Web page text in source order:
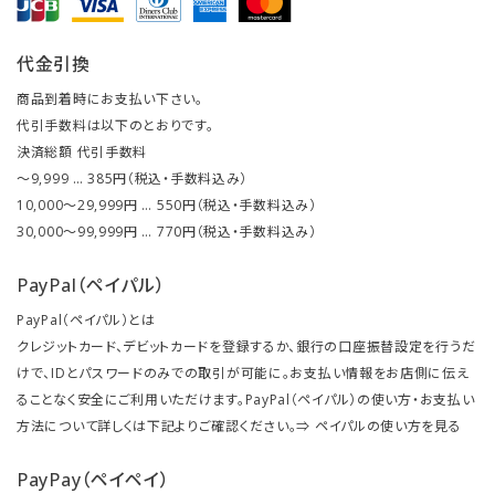
代金引換
商品到着時にお支払い下さい。
代引手数料は以下のとおりです。
決済総額 代引手数料
～9,999 … 385円（税込・手数料込み）
10,000～29,999円 … 550円（税込・手数料込み）
30,000～99,999円 … 770円（税込・手数料込み）
PayPal（ペイパル）
PayPal（ペイパル）とは
クレジットカード、デビットカードを登録するか、銀行の口座振替設定を行うだ
けで、IDとパスワードのみでの取引が可能に。お支払い情報をお店側に伝え
ることなく安全にご利用いただけます。PayPal（ペイパル）の使い方・お支払い
方法について詳しくは下記よりご確認ください。⇒ ペイパルの使い方を見る
PayPay（ペイペイ）